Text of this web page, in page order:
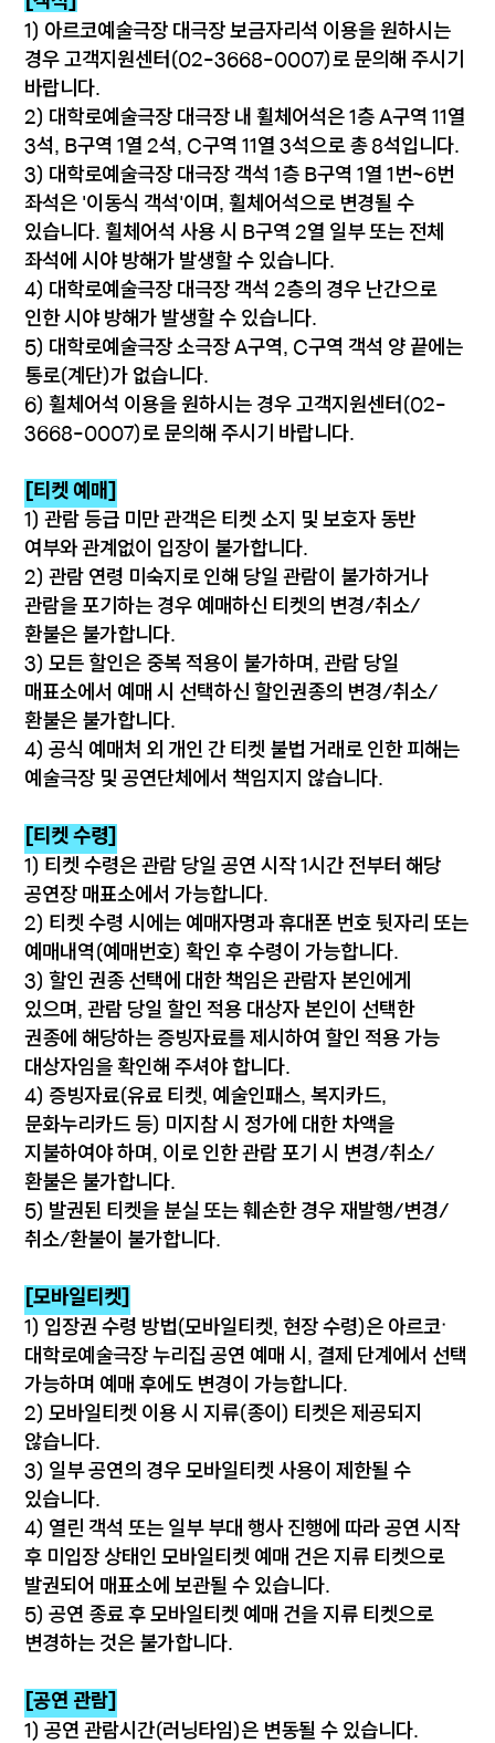
1) 아르코예술극장 대극장 보금자리석 이용을 원하시는
경우 고객지원센터(02-3668-0007)로 문의해 주시기
바랍니다.
2) 대학로예술극장 대극장 내 휠체어석은 1층 A구역 11열
3석, B구역 1열 2석, C구역 11열 3석으로 총 8석입니다.
3) 대학로예술극장 대극장 객석 1층 B구역 1열 1번~6번
좌석은 '이동식 객석'이며, 휠체어석으로 변경될 수
있습니다. 휠체어석 사용 시 B구역 2열 일부 또는 전체
좌석에 시야 방해가 발생할 수 있습니다.
4) 대학로예술극장 대극장 객석 2층의 경우 난간으로
인한 시야 방해가 발생할 수 있습니다.
5) 대학로예술극장 소극장 A구역, C구역 객석 양 끝에는
통로(계단)가 없습니다.
6) 휠체어석 이용을 원하시는 경우 고객지원센터(02-
3668-0007)로 문의해 주시기 바랍니다.
[티켓 예매]
1) 관람 등급 미만 관객은 티켓 소지 및 보호자 동반
여부와 관계없이 입장이 불가합니다.
2) 관람 연령 미숙지로 인해 당일 관람이 불가하거나
관람을 포기하는 경우 예매하신 티켓의 변경/취소/
환불은 불가합니다.
3) 모든 할인은 중복 적용이 불가하며, 관람 당일
매표소에서 예매 시 선택하신 할인권종의 변경/취소/
환불은 불가합니다.
4) 공식 예매처 외 개인 간 티켓 불법 거래로 인한 피해는
예술극장 및 공연단체에서 책임지지 않습니다.
[티켓 수령]
1) 티켓 수령은 관람 당일 공연 시작 1시간 전부터 해당
공연장 매표소에서 가능합니다.
2) 티켓 수령 시에는 예매자명과 휴대폰 번호 뒷자리 또는
예매내역(예매번호) 확인 후 수령이 가능합니다.
3) 할인 권종 선택에 대한 책임은 관람자 본인에게
있으며, 관람 당일 할인 적용 대상자 본인이 선택한
권종에 해당하는 증빙자료를 제시하여 할인 적용 가능
대상자임을 확인해 주셔야 합니다.
4) 증빙자료(유료 티켓, 예술인패스, 복지카드,
문화누리카드 등) 미지참 시 정가에 대한 차액을
지불하여야 하며, 이로 인한 관람 포기 시 변경/취소/
환불은 불가합니다.
5) 발권된 티켓을 분실 또는 훼손한 경우 재발행/변경/
취소/환불이 불가합니다.
[모바일티켓]
1) 입장권 수령 방법(모바일티켓, 현장 수령)은 아르코·
대학로예술극장 누리집 공연 예매 시, 결제 단계에서 선택
가능하며 예매 후에도 변경이 가능합니다.
2) 모바일티켓 이용 시 지류(종이) 티켓은 제공되지
않습니다.
3) 일부 공연의 경우 모바일티켓 사용이 제한될 수
있습니다.
4) 열린 객석 또는 일부 부대 행사 진행에 따라 공연 시작
후 미입장 상태인 모바일티켓 예매 건은 지류 티켓으로
발권되어 매표소에 보관될 수 있습니다.
5) 공연 종료 후 모바일티켓 예매 건을 지류 티켓으로
변경하는 것은 불가합니다.
[공연 관람]
1) 공연 관람시간(러닝타임)은 변동될 수 있습니다.